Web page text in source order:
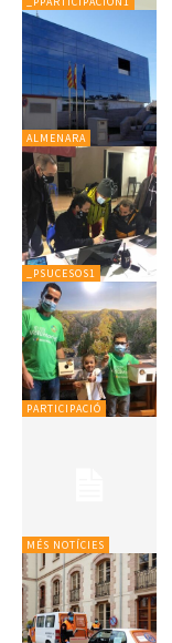
ALMENARA
_PSUCESOS1
PARTICIPACIÓ
MÉS NOTÍCIES